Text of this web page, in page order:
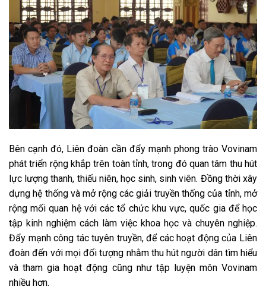
Bên cạnh đó, Liên đoàn cần đẩy mạnh phong trào Vovinam
phát triển rộng khắp trên toàn tỉnh, trong đó quan tâm thu hút
lực lượng thanh, thiếu niên, học sinh, sinh viên. Đồng thời xây
dựng hệ thống và mở rộng các giải truyền thống của tỉnh, mở
rộng mối quan hệ với các tổ chức khu vực, quốc gia để học
tập kinh nghiệm cách làm việc khoa học và chuyên nghiệp.
Đẩy mạnh công tác tuyên truyền, để các hoạt động của Liên
đoàn đến với mọi đối tượng nhằm thu hút người dân tìm hiểu
và tham gia hoạt động cũng như tập luyện môn Vovinam
nhiều hơn.